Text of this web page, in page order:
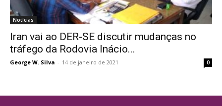
Notícias
Iran vai ao DER-SE discutir mudanças no
tráfego da Rodovia Inácio...
George W. Silva - 14 de janeiro de 2021 0